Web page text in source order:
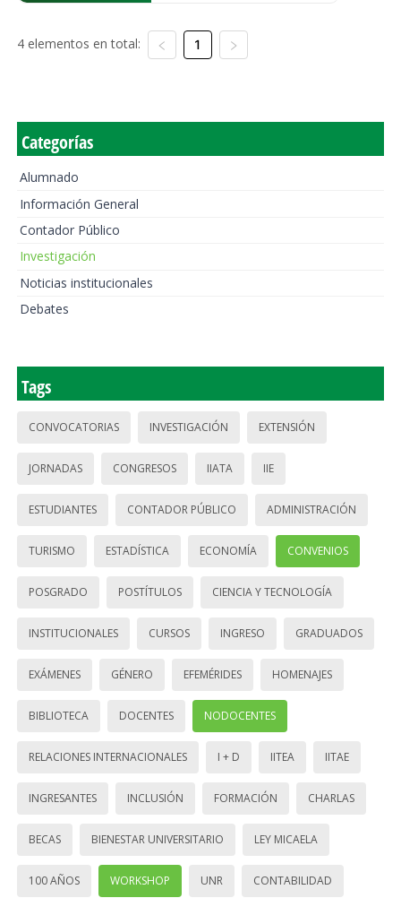
4 elementos en total: 1
Categorías
Alumnado
Información General
Contador Público
Investigación
Noticias institucionales
Debates
Tags
CONVOCATORIAS INVESTIGACIÓN EXTENSIÓN
JORNADAS CONGRESOS IIATA IIE
ESTUDIANTES CONTADOR PÚBLICO ADMINISTRACIÓN
TURISMO ESTADÍSTICA ECONOMÍA CONVENIOS
POSGRADO POSTÍTULOS CIENCIA Y TECNOLOGÍA
INSTITUCIONALES CURSOS INGRESO GRADUADOS
EXÁMENES GÉNERO EFEMÉRIDES HOMENAJES
BIBLIOTECA DOCENTES NODOCENTES
RELACIONES INTERNACIONALES I + D IITEA IITAE
INGRESANTES INCLUSIÓN FORMACIÓN CHARLAS
BECAS BIENESTAR UNIVERSITARIO LEY MICAELA
100 AÑOS WORKSHOP UNR CONTABILIDAD